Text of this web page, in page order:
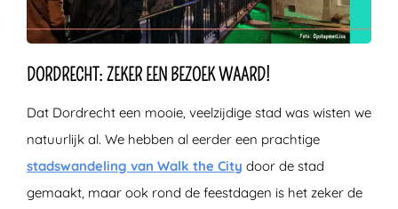
DORDRECHT: ZEKER EEN BEZOEK WAARD!
Dat Dordrecht een mooie, veelzijdige stad was wisten we
natuurlijk al. We hebben al eerder een prachtige
stadswandeling van Walk the City door de stad
gemaakt, maar ook rond de feestdagen is het zeker de